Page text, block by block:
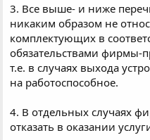
3. Все выше- и ниже
никаким образом не
комплектующих в
обязательствами фирмы-
т.е. в случаях выхода
на работоспособное.
4. В отдельных случаях
отказать в оказании